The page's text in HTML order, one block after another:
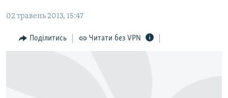
Перейти
пошуку
ПОГЛЯД
ІНТЕРВ'Ю
02 травень 2013, 15:47
Поділитись Читати без VPN